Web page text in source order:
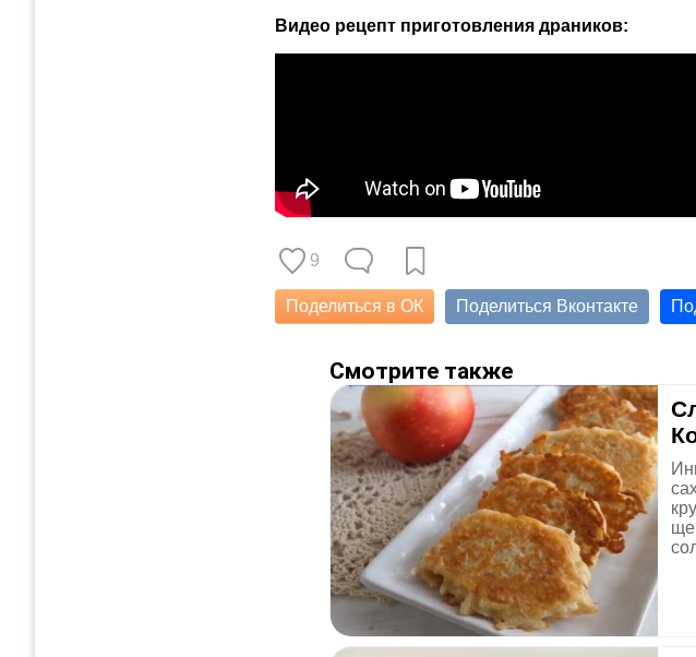
Видео рецепт приготовления драников:
9
Поделиться в ОК Поделиться Вконтакте
Смотрите также